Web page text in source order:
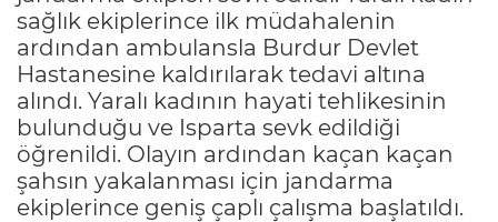
sağlık ekiplerince ilk müdahalenin
ardından ambulansla Burdur Devlet
Hastanesine kaldırılarak tedavi altına
alındı. Yaralı kadının hayati tehlikesinin
bulunduğu ve Isparta sevk edildiği
öğrenildi. Olayın ardından kaçan kaçan
şahsın yakalanması için jandarma
ekiplerince geniş çaplı çalışma başlatıldı.